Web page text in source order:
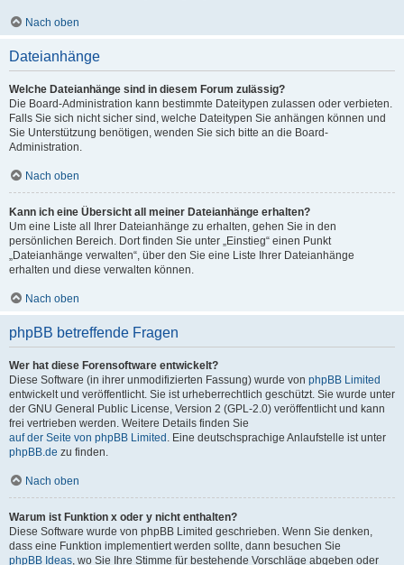
Nach oben
Dateianhänge
Welche Dateianhänge sind in diesem Forum zulässig?
Die Board-Administration kann bestimmte Dateitypen zulassen oder verbieten.
Falls Sie sich nicht sicher sind, welche Dateitypen Sie anhängen können und
Sie Unterstützung benötigen, wenden Sie sich bitte an die Board-
Administration.
Nach oben
Kann ich eine Übersicht all meiner Dateianhänge erhalten?
Um eine Liste all Ihrer Dateianhänge zu erhalten, gehen Sie in den
persönlichen Bereich. Dort finden Sie unter „Einstieg“ einen Punkt
„Dateianhänge verwalten“, über den Sie eine Liste Ihrer Dateianhänge
erhalten und diese verwalten können.
Nach oben
phpBB betreffende Fragen
Wer hat diese Forensoftware entwickelt?
Diese Software (in ihrer unmodifizierten Fassung) wurde von phpBB Limited
entwickelt und veröffentlicht. Sie ist urheberrechtlich geschützt. Sie wurde unter
der GNU General Public License, Version 2 (GPL-2.0) veröffentlicht und kann
frei vertrieben werden. Weitere Details finden Sie
auf der Seite von phpBB Limited . Eine deutschsprachige Anlaufstelle ist unter
phpBB.de zu finden.
Nach oben
Warum ist Funktion x oder y nicht enthalten?
Diese Software wurde von phpBB Limited geschrieben. Wenn Sie denken,
dass eine Funktion implementiert werden sollte, dann besuchen Sie
phpBB Ideas, wo Sie Ihre Stimme für bestehende Vorschläge abgeben oder